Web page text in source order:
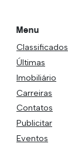
Menu
Classificados
Últimas
Imobiliário
Carreiras
Contatos
Publicitar
Eventos